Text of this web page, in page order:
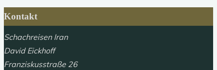
Kontakt
Schachreisen Iran
David Eickhoff
Franziskusstraße 26